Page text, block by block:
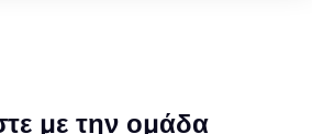
με την ομάδα